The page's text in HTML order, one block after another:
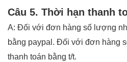
Câu 5. Thời hạn thanh
A: Đối với đơn hàng số lượng
bằng paypal. Đối với đơn hàng
thanh toán bằng t/t.